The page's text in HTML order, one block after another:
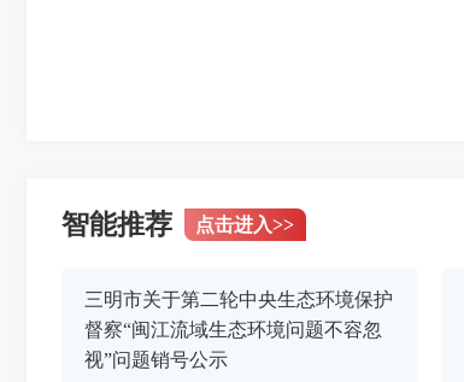
智能推荐 点击进入>>
三明市关于第二轮中央生态环境保护
督察“闽江流域生态环境问题不容忽
视”问题销号公示